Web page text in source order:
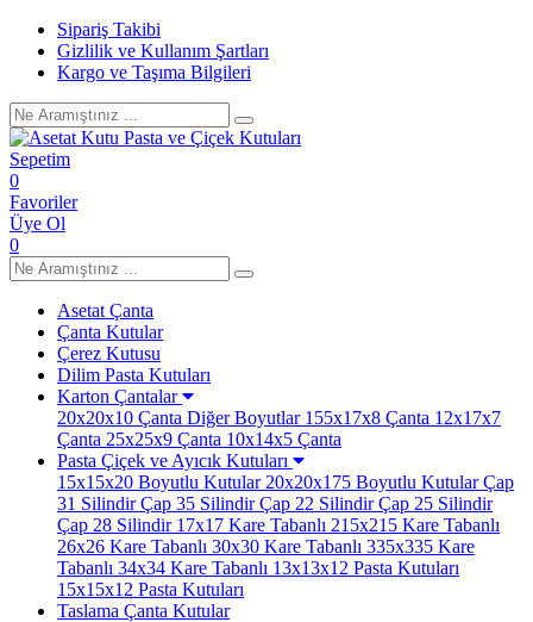
Sipariş Takibi
Gizlilik ve Kullanım Şartları
Kargo ve Taşıma Bilgileri
Sepetim
0
Favoriler
Üye Ol
0
Asetat Çanta
Çanta Kutular
Çerez Kutusu
Dilim Pasta Kutuları
Karton Çantalar
20x20x10 Çanta Diğer Boyutlar155x17x8 Çanta 12x17x7
Çanta 25x25x9 Çanta 10x14x5 Çanta
Pasta Çiçek ve Ayıcık Kutuları
15x15x20 Boyutlu Kutular20x20x175 Boyutlu KutularÇap
31 SilindirÇap 35 SilindirÇap 22 SilindirÇap 25 Silindir
Çap 28 Silindir17x17 Kare Tabanlı 215x215 Kare Tabanlı
26x26 Kare Tabanlı 30x30 Kare Tabanlı 335x335 Kare
Tabanlı 34x34 Kare Tabanlı 13x13x12 Pasta Kutuları
15x15x12 Pasta Kutuları
Taslama Çanta Kutular